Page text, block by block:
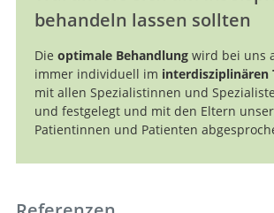
10.3390/children9040498.
behandeln lassen sollten
Die optimale Behandlungwird bei uns
immer individuell im interdisziplinären
mit allen Spezialistinnen und
und festgelegt und mit den Eltern
Patientinnen und Patienten